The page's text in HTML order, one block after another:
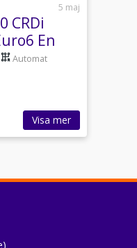
5 maj
CRDi
En
Automat
Visa mer